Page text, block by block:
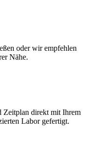
oder wir empfehlen
Nähe.
Zeitplan direkt mit Ihrem
Labor gefertigt.